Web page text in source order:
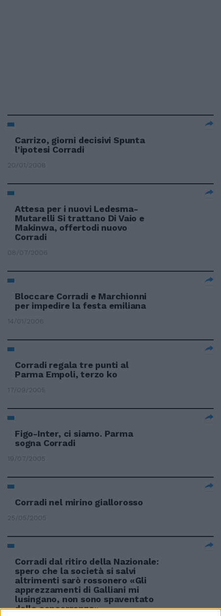
Carrizo, giorni decisivi Spunta
l'ipotesi Corradi
20/01/2008
Attesa per i nuovi Ledesma-
Mutarelli Si trattano Di Vaio e
Makinwa, offertodi nuovo
Corradi
08/07/2006
Bloccare Corradi e Marchionni
per impedire la festa emiliana
14/01/2006
Corradi regala tre punti al
Parma Empoli, terzo ko
17/09/2005
Figo-Inter, ci siamo. Parma
sogna Corradi
19/07/2005
Corradi nel mirino giallorosso
25/05/2005
Corradi dal ritiro della Nazionale:
spero che la società si salvi
altrimenti sarò rossonero «Gli
apprezzamenti di Galliani mi
lusingano, non sono spaventato
dalla concorrenza»